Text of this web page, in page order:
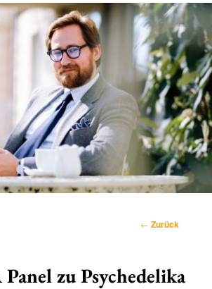
Beitragsnavigation
← Zurück
zu Psychedelika